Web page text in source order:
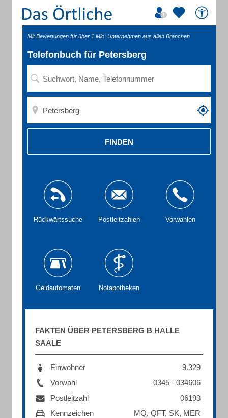
Mit Bewertungen für über 1 Mio. Unternehmen aus allen Branchen
Telefonbuch für Petersberg
FINDEN
Rückwärtssuche Postleitzahlen Vorwahlen
Geldautomaten Notapotheken
FAKTEN ÜBER PETERSBERG B HALLE
SAALE
Einwohner
9.329
Vorwahl
0345 - 034606
Postleitzahl
06193
Kennzeichen
MQ, QFT, SK, MER